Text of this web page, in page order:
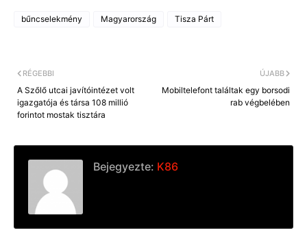
e
b
s
e
y
L
bűncselekmény Magyarország Tisza Párt
ÚJABB
Mobiltelefont találtak egy borsodi
rab végbelében
RÉGEBBI
A Szőlő utcai javítóintézet volt
igazgatója és társa 108 millió
forintot mostak tisztára
Bejegyezte: K86